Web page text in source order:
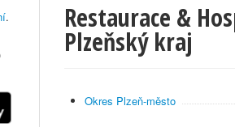
. Restaurace &
Plzeňský kraj
Okres Plzeň-město